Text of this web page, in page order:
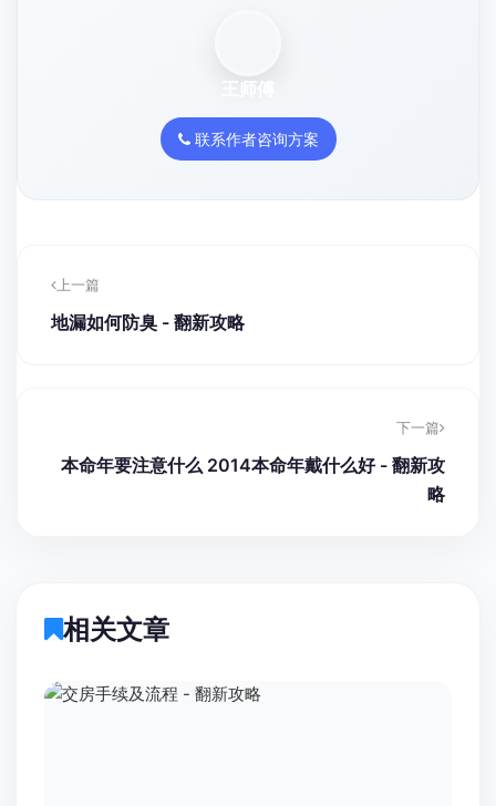
王师傅
联系作者咨询方案
上一篇
地漏如何防臭 - 翻新攻略
下一篇
本命年要注意什么 2014本命年戴什么好 - 翻新攻
略
相关文章